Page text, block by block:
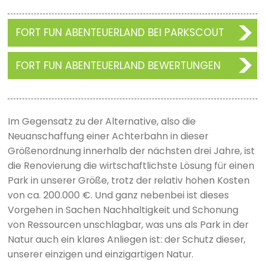
FORT FUN ABENTEUERLAND BEI PARKSCOUT
FORT FUN ABENTEUERLAND BEWERTUNGEN
Im Gegensatz zu der Alternative, also die
Neuanschaffung einer Achterbahn in dieser
Größenordnung innerhalb der nächsten drei Jahre, ist
die Renovierung die wirtschaftlichste Lösung für einen
Park in unserer Größe, trotz der relativ hohen Kosten
von ca. 200.000 €. Und ganz nebenbei ist dieses
Vorgehen in Sachen Nachhaltigkeit und Schonung
von Ressourcen unschlagbar, was uns als Park in der
Natur auch ein klares Anliegen ist: der Schutz dieser,
unserer einzigen und einzigartigen Natur.